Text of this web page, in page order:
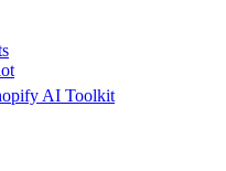
AI Toolkit